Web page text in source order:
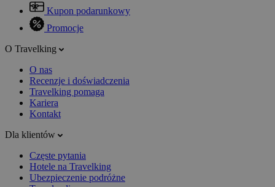
Kupon podarunkowy
Promocje
O Travelking
O nas
Recenzje i doświadczenia
Travelking pomaga
Kariera
Kontakt
Dla klientów
Częste pytania
Hotele na Travelking
Ubezpieczenie podróżne